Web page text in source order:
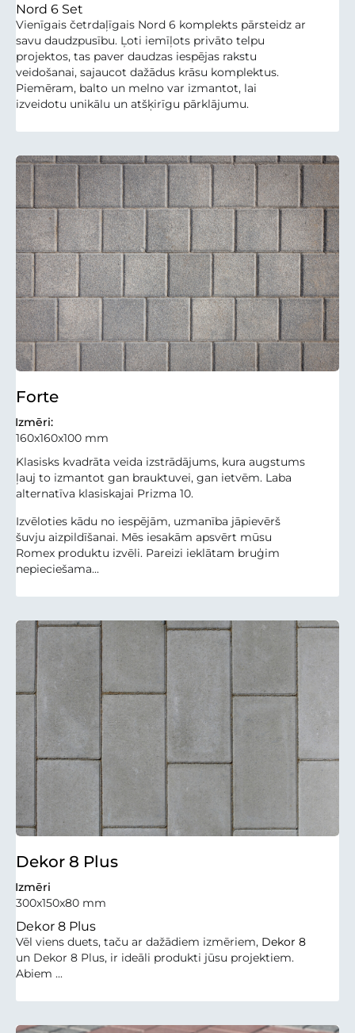
Nord 6 Set
Vienīgais četrdaļīgais Nord 6 komplekts pārsteidz ar
savu daudzpusību. Ļoti iemīļots privāto telpu
projektos, tas paver daudzas iespējas rakstu
veidošanai, sajaucot dažādus krāsu komplektus.
Piemēram, balto un melno var izmantot, lai
izveidotu unikālu un atšķirīgu pārklājumu.
Forte
Izmēri:
160x160x100 mm
Klasisks kvadrāta veida izstrādājums, kura augstums
ļauj to izmantot gan brauktuvei, gan ietvēm. Laba
alternatīva klasiskajai Prizma 10.
Izvēloties kādu no iespējām, uzmanība jāpievērš
šuvju aizpildīšanai. Mēs iesakām apsvērt mūsu
Romex produktu izvēli. Pareizi ieklātam bruģim
nepieciešama...
Dekor 8 Plus
Izmēri
300x150x80 mm
Dekor 8 Plus
Vēl viens duets, taču ar dažādiem izmēriem, Dekor 8
un Dekor 8 Plus, ir ideāli produkti jūsu projektiem.
Abiem ...